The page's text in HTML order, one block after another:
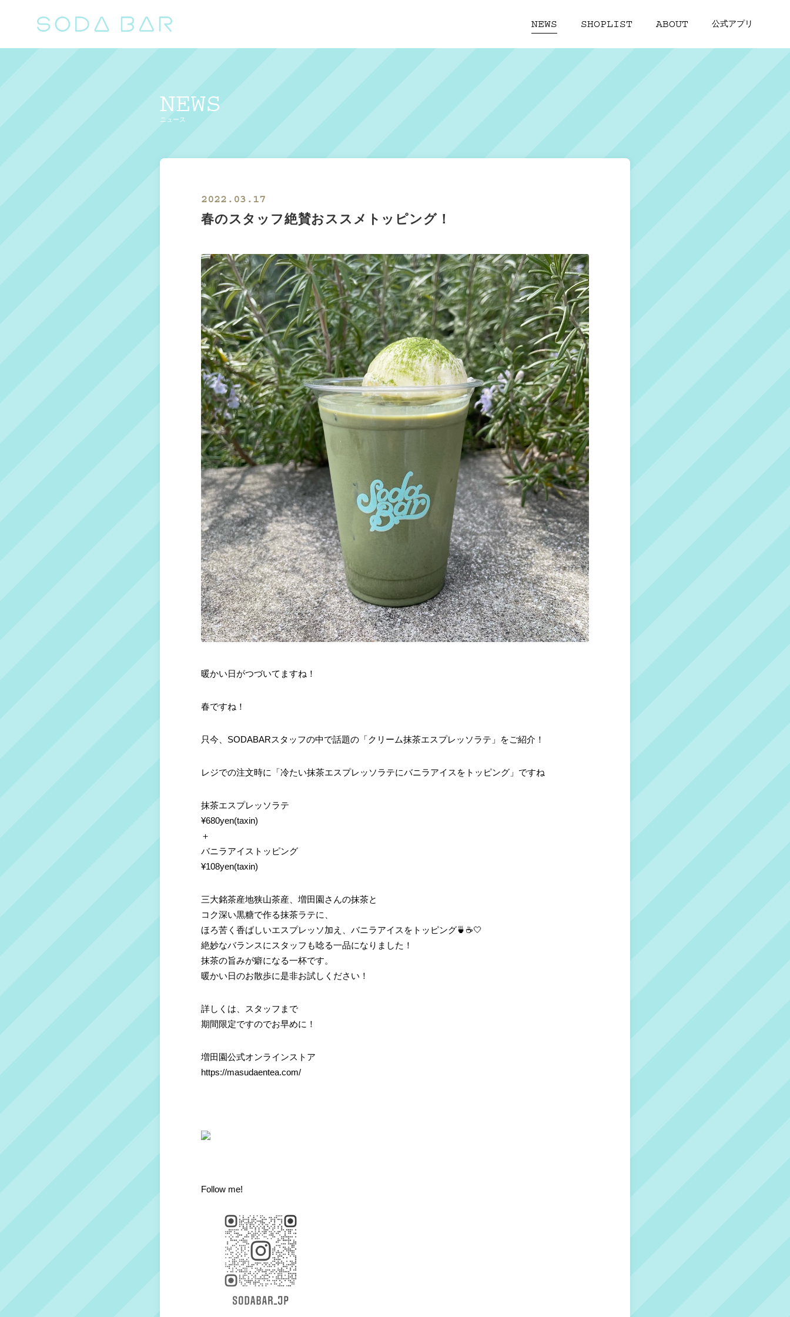
NEWS SHOPLIST ABOUT 公式アプリ
NEWS
ニュース
2022.03.17
春のスタッフ絶賛おススメトッピング！
暖かい日がつづいてますね！
春ですね！
只今、SODABARスタッフの中で話題の「クリーム抹茶エスプレッソラテ」をご紹介！
レジでの注文時に「冷たい抹茶エスプレッソラテにバニラアイスをトッピング」ですね
抹茶エスプレッソラテ
¥680yen(taxin)
＋
バニラアイストッピング
¥108yen(taxin)
三大銘茶産地狭山茶産、増田園さんの抹茶と
コク深い黒糖で作る抹茶ラテに、
ほろ苦く香ばしいエスプレッソ加え、バニラアイスをトッピング🍵☕️🤍
絶妙なバランスにスタッフも唸る一品になりました！
抹茶の旨みが癖になる一杯です。
暖かい日のお散歩に是非お試しください！
詳しくは、スタッフまで
期間限定ですのでお早めに！
増田園公式オンラインストア
https://masudaentea.com/
Follow me!